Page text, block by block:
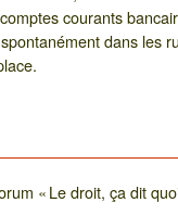
courants
dans les
« Le droit, ça dit